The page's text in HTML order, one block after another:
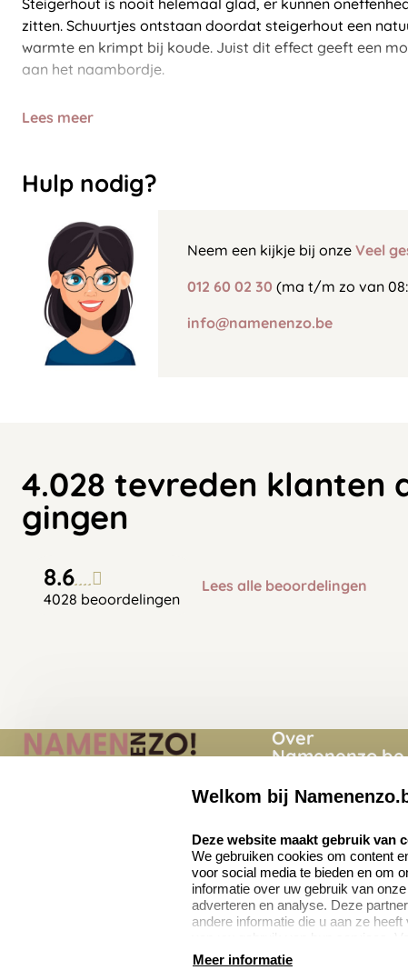
Steigerhout is nooit helemaal glad, er kunnen
zitten. Schuurtjes ontstaan doordat steigerhout een
warmte en krimpt bij koude. Juist dit effect geeft een
aan het naambordje.
Lees meer
Hulp nodig?
Neem een kijkje bij onze Veel
012 60 02 30 (ma t/m zo van
info@namenenzo.be
4.028 tevreden klanten
gingen
8.6
4028 beoordelingen
Lees alle beoordelingen
Over
Namenenzo.be
Momenten
Privacy
Onze vacatures
Welkom bij
Deze website maakt gebruik van
We gebruiken cookies om content
voor social media te bieden en om
informatie over uw gebruik van
adverteren en analyse. Deze
andere informatie die u aan ze
verzamelen verwijzen wij u graag
Meer informatie